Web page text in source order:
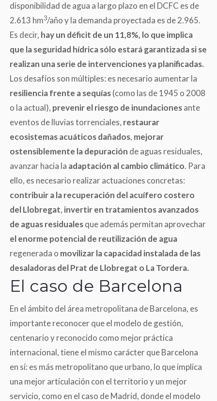
disponibilidad de agua a largo plazo en el DCFC es de
2.613 hm3/año y la demanda proyectada es de 2.965.
Es decir, hay un déficit de un 11,8%, lo que implica
que la seguridad hídrica sólo estará garantizada si se
realizan una serie de intervenciones ya planificadas.
Los desafíos son múltiples: es necesario aumentar la
resiliencia frente a sequías(como las de 1945 o 2008
o la actual), prevenir el riesgo de inundacionesante
eventos de lluvias torrenciales, restaurar
ecosistemas acuáticos dañados, mejorar
ostensiblemente la depuración de aguas residuales,
avanzar hacia la adaptación al cambio climático. Para
ello, es necesario realizar actuaciones concretas:
contribuir a la recuperación del acuífero costero
del Llobregat, invertir en tratamientos avanzados
de aguas residualesque además permitan aprovechar
el enorme potencial de reutilización de agua
regenerada o movilizar la capacidad instalada de las
desaladoras del Prat de Llobregat o La Tordera.
El caso de Barcelona
En el ámbito del área metropolitana de Barcelona, es
importante reconocer que el modelo de gestión,
centenario y reconocido como mejor práctica
internacional, tiene el mismo carácter que Barcelona
en sí: es más metropolitano que urbano, lo que implica
una mejor articulación con el territorio y un mejor
servicio, como en el caso de Madrid, donde el modelo